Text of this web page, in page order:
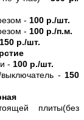
- 100 р./шт.
- 100 р./п.м.
150 р./шт.
- 100 р./шт.
- 150
плиты(без